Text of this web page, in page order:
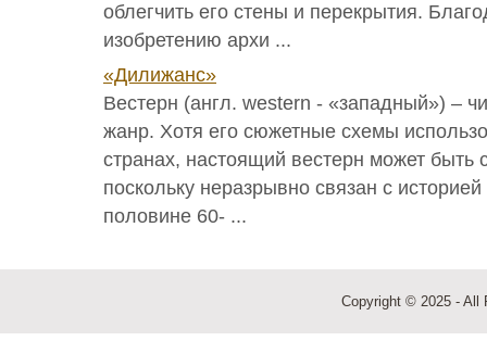
облегчить его стены и перекрытия.
изобретению архи ...
«Дилижанс»
Вестерн (англ. western - «западный») –
жанр. Хотя его сюжетные схемы
странах, настоящий вестерн может быть
поскольку неразрывно связан с
половине 60- ...
Copyright © 2025 - All